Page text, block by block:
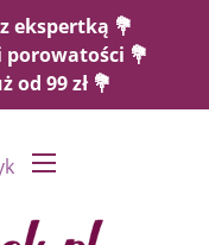
ekspertką 💐
porowatości 💐
od 99 zł 💐